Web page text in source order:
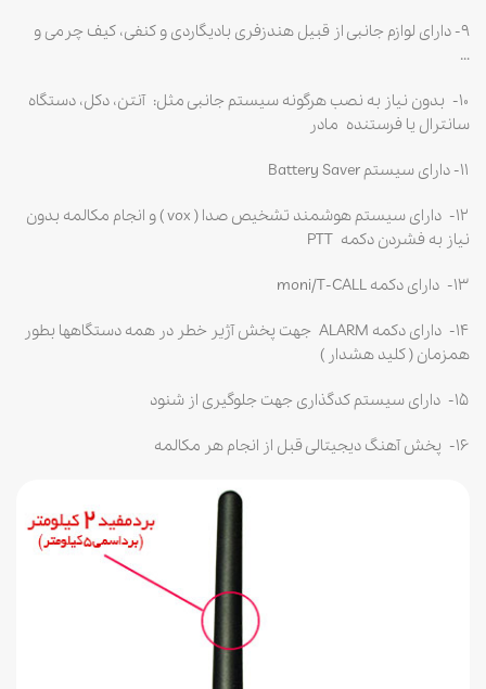
۹- دارای لوازم جانبی از قبیل هندزفری بادیگاردی و کنفی، کیف چرمی و
…
۱۰- بدون نیاز به نصب هرگونه سیستم جانبی مثل: آنتن، دکل، دستگاه
سانترال یا فرستنده مادر
۱۱- دارای سیستم Battery Saver
۱۲- دارای سیستم هوشمند تشخیص صدا ( vox ) و انجام مکالمه بدون
نیاز به فشردن دکمه PTT
۱۳- دارای دکمه moni/T-CALL
۱۴- دارای دکمه ALARM جهت پخش آژیر خطر در همه دستگاهها بطور
همزمان ( کلید هشدار )
۱۵- دارای سیستم کدگذاری جهت جلوگیری از شنود
۱۶- پخش آهنگ دیجیتالی قبل از انجام هر مکالمه